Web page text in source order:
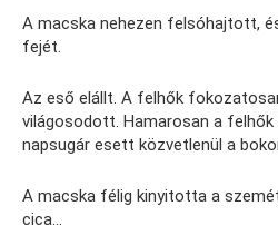
A macska nehezen felsóhajtott,
fejét.
Az eső elállt. A felhők
világosodott. Hamarosan a
napsugár esett közvetlenül a
A macska félig kinyitotta a
cica…